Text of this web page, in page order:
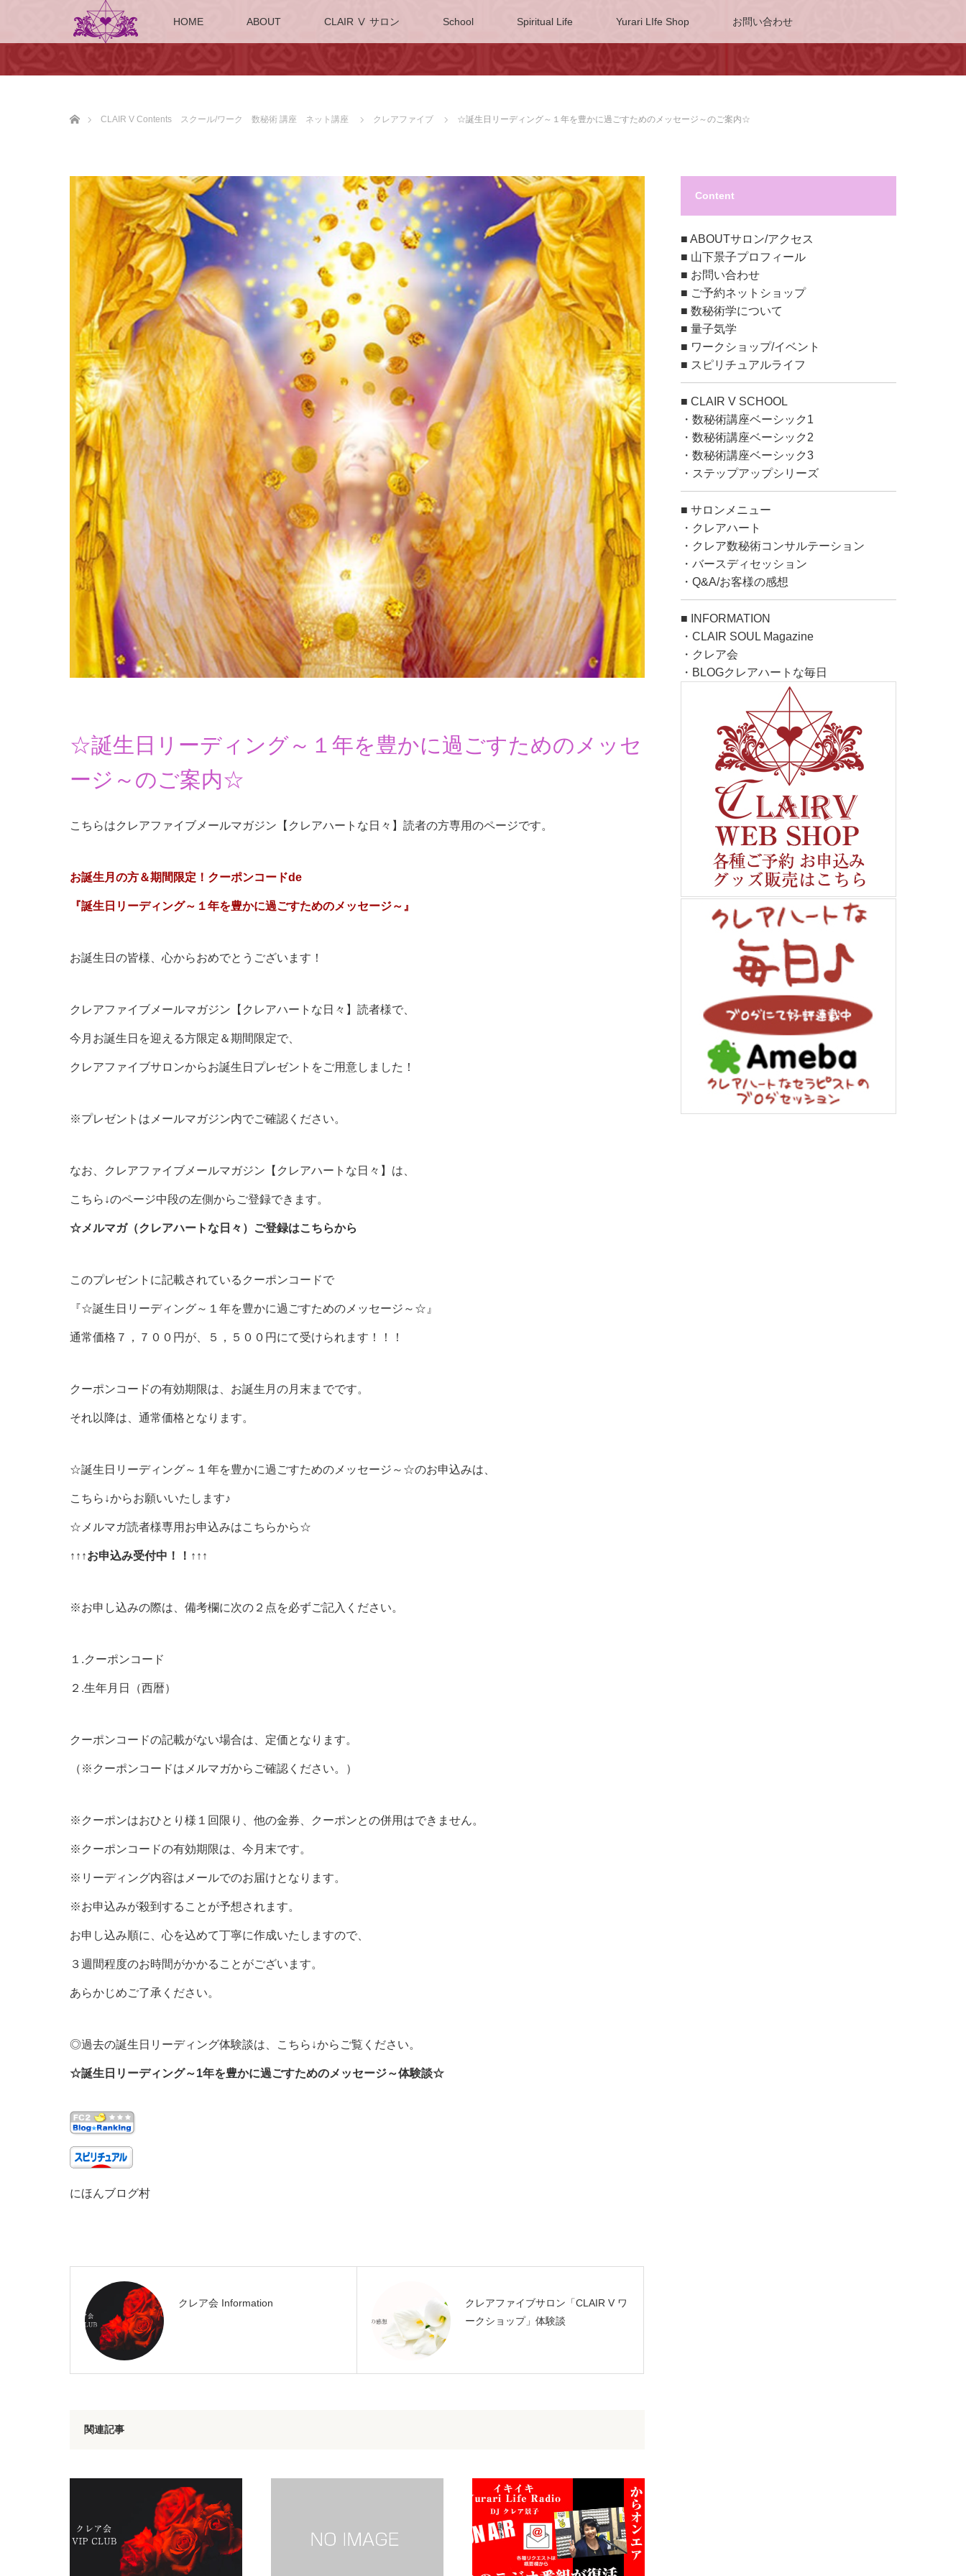
HOME ABOUT CLAIR Ⅴ サロン School Spiritual Life Yurari LIfe Shop お問い合わせ
CLAIR V Contents スクール/ワーク 数秘術 講座 ネット講座
クレアファイブ ☆誕生日リーディング～１年を豊かに過ごすためのメッセージ～のご案内☆
☆誕生日リーディング～１年を豊かに過ごすためのメッセ
ージ～のご案内☆
こちらはクレアファイブメールマガジン【クレアハートな日々】読者の方専用のページです。
お誕生月の方＆期間限定！クーポンコードde
『誕生日リーディング～１年を豊かに過ごすためのメッセージ～』
お誕生日の皆様、心からおめでとうございます！
クレアファイブメールマガジン【クレアハートな日々】読者様で、
今月お誕生日を迎える方限定＆期間限定で、
クレアファイブサロンからお誕生日プレゼントをご用意しました！
※プレゼントはメールマガジン内でご確認ください。
なお、クレアファイブメールマガジン【クレアハートな日々】は、
こちら↓のページ中段の左側からご登録できます。
☆メルマガ（クレアハートな日々）ご登録はこちらから
このプレゼントに記載されているクーポンコードで
『☆誕生日リーディング～１年を豊かに過ごすためのメッセージ～☆』
通常価格７，７００円が、５，５００円にて受けられます！！！
クーポンコードの有効期限は、お誕生月の月末までです。
それ以降は、通常価格となります。
☆誕生日リーディング～１年を豊かに過ごすためのメッセージ～☆のお申込みは、
こちら↓からお願いいたします♪
☆メルマガ読者様専用お申込みはこちらから☆
↑↑↑お申込み受付中！！↑↑↑
※お申し込みの際は、備考欄に次の２点を必ずご記入ください。
１.クーポンコード
２.生年月日（西暦）
クーポンコードの記載がない場合は、定価となります。
（※クーポンコードはメルマガからご確認ください。）
※クーポンはおひとり様１回限り、他の金券、クーポンとの併用はできません。
※クーポンコードの有効期限は、今月末です。
※リーディング内容はメールでのお届けとなります。
※お申込みが殺到することが予想されます。
お申し込み順に、心を込めて丁寧に作成いたしますので、
３週間程度のお時間がかかることがございます。
あらかじめご了承ください。
◎過去の誕生日リーディング体験談は、こちら↓からご覧ください。
☆誕生日リーディング～1年を豊かに過ごすためのメッセージ～体験談☆
にほんブログ村
クレア会 Information
クレアファイブサロン「CLAIR V ワ
ークショップ」体験談
関連記事
Content
■ ABOUTサロン/アクセス
■ 山下景子プロフィール
■ お問い合わせ
■ ご予約ネットショップ
■ 数秘術学について
■ 量子気学
■ ワークショップ/イベント
■ スピリチュアルライフ
■ CLAIR V SCHOOL
・ 数秘術講座ベーシック1
・ 数秘術講座ベーシック2
・ 数秘術講座ベーシック3
・ ステップアップシリーズ
■ サロンメニュー
・ クレアハート
・ クレア数秘術コンサルテーション
・ バースディセッション
・ Q&A/お客様の感想
■
INFORMATION
・ CLAIR SOUL Magazine
・ クレア会
・ BLOGクレアハートな毎日